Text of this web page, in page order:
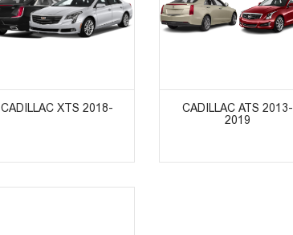
CADILLAC XTS 2018-
CADILLAC ATS 2013-
2019